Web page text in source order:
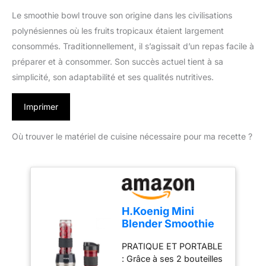
Le smoothie bowl trouve son origine dans les civilisations
polynésiennes où les fruits tropicaux étaient largement
consommés. Traditionnellement, il s’agissait d’un repas facile à
préparer et à consommer. Son succès actuel tient à sa
simplicité, son adaptabilité et ses qualités nutritives.
Imprimer
Où trouver le matériel de cuisine nécessaire pour ma recette ?
H.Koenig Mini
Blender Smoothie
570ml, 300W, 4
Lames Inox, sans
PRATIQUE ET PORTABLE
: Grâce à ses 2 bouteilles